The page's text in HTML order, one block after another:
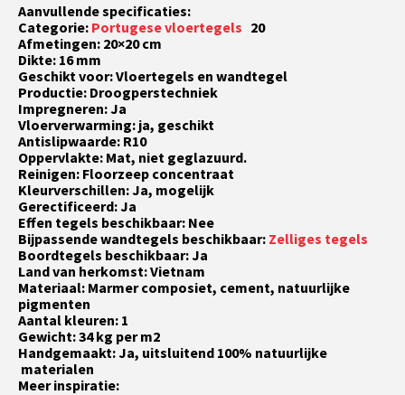
Aanvullende specificaties:
Categorie: Portugese vloertegels 20
Afmetingen: 20×20 cm
Dikte: 16 mm
Geschikt voor: Vloertegels en wandtegel
Productie: Droogperstechniek
Impregneren: Ja
Vloerverwarming: ja, geschikt
Antislipwaarde: R10
Oppervlakte: Mat, niet geglazuurd.
Reinigen: Floorzeep concentraat
Kleurverschillen: Ja, mogelijk
Gerectificeerd: Ja
Effen tegels beschikbaar: Nee
Bijpassende wandtegels beschikbaar: Zelliges tegels
Boordtegels beschikbaar: Ja
Land van herkomst: Vietnam
Materiaal: Marmer composiet, cement, natuurlijke
pigmenten
Aantal kleuren: 1
Gewicht: 34 kg per m2
Handgemaakt: Ja, uitsluitend 100% natuurlijke
materialen
Meer inspiratie: